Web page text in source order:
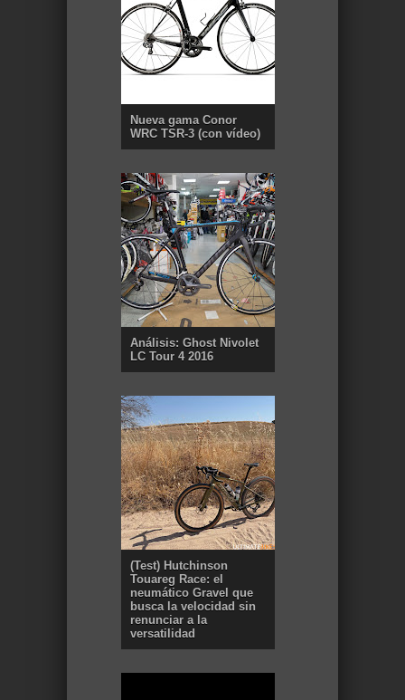
Nueva gama Conor
WRC TSR-3 (con vídeo)
Análisis: Ghost Nivolet
LC Tour 4 2016
(Test) Hutchinson
Touareg Race: el
neumático Gravel que
busca la velocidad sin
renunciar a la
versatilidad